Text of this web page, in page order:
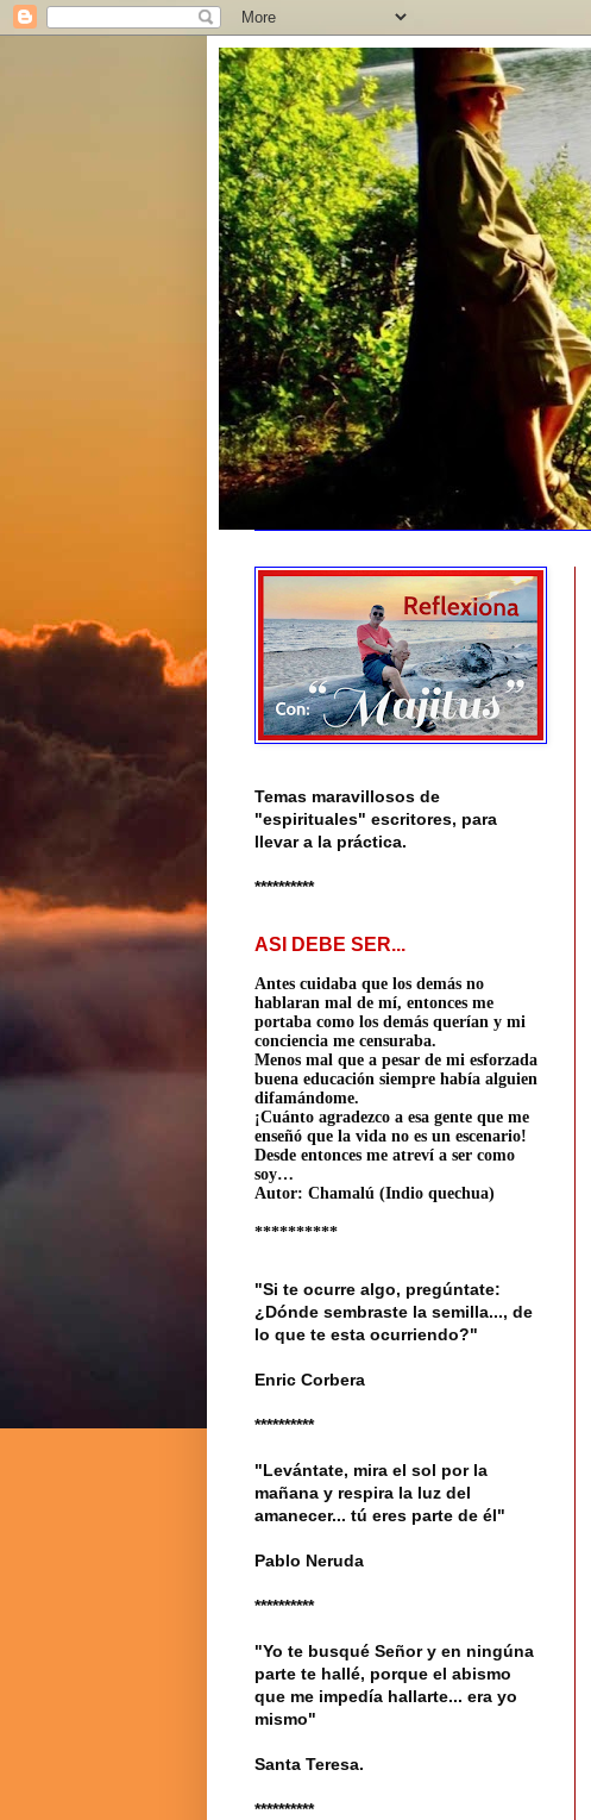
Temas maravillosos de
"espirituales" escritores, para
llevar a la práctica.
**********
ASI DEBE SER...
Antes cuidaba que los demás no
hablaran mal de mí, entonces me
portaba como los demás querían y mi
conciencia me censuraba.
Menos mal que a pesar de mi esforzada
buena educación siempre había alguien
difamándome.
¡Cuánto agradezco a esa gente que me
enseñó que la vida no es un escenario!
Desde entonces me atreví a ser como
soy…
Autor: Chamalú (Indio quechua)
**********
"Si te ocurre algo, pregúntate:
¿Dónde sembraste la semilla..., de
lo que te esta ocurriendo?"
Enric Corbera
**********
"Levántate, mira el sol por la
mañana y respira la luz del
amanecer... tú eres parte de él"
Pablo Neruda
**********
"Yo te busqué Señor y en ningúna
parte te hallé, porque el abismo
que me impedía hallarte... era yo
mismo"
Santa Teresa.
**********